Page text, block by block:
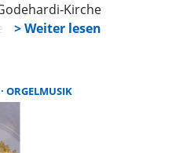
Kirche
diesem
wurde in
jetzt bereits
ORGELMUSIK